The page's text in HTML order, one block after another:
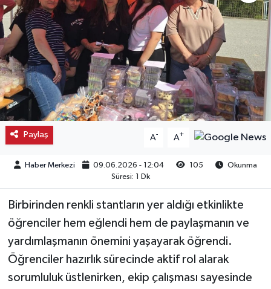
Paylaş A- A+
Haber Merkezi 09.06.2026 - 12:04 105
Okunma
Süresi: 1 Dk
Birbirinden renkli stantların yer aldığı etkinlikte
öğrenciler hem eğlendi hem de paylaşmanın ve
yardımlaşmanın önemini yaşayarak öğrendi.
Öğrenciler hazırlık sürecinde aktif rol alarak
sorumluluk üstlenirken, ekip çalışması sayesinde
Kargı
Laçin
Mecitözü
Oğuzlar
Ortaköy
Osmancık
Uğurludağ
Sağlık